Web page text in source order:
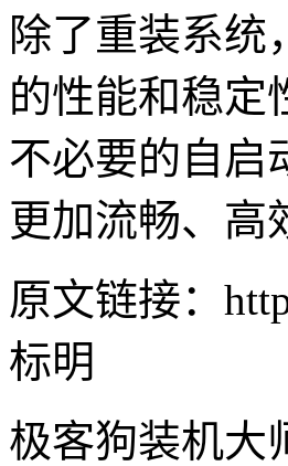
除了重装系统
的性能和稳定
不必要的自启
更加流畅、高
原文链接：
标明
极客狗装机大